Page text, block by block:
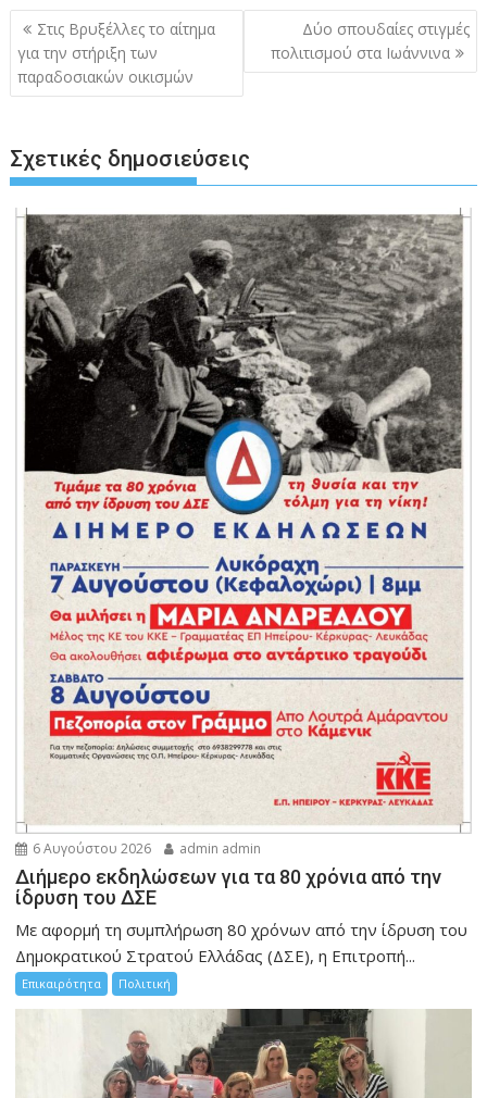
Πλοήγηση
άρθρων
Στις Βρυξέλλες το αίτημα
για την στήριξη των
παραδοσιακών οικισμών
Δύο σπουδαίες στιγμές
πολιτισμού στα Ιωάννινα
Σχετικές δημοσιεύσεις
6 Αυγούστου 2026 admin admin
Διήμερο εκδηλώσεων για τα 80 χρόνια από την
ίδρυση του ΔΣΕ
Με αφορμή τη συμπλήρωση 80 χρόνων από την ίδρυση του
Δημοκρατικού Στρατού Ελλάδας (ΔΣΕ), η Επιτροπή...
Επικαιρότητα Πολιτική